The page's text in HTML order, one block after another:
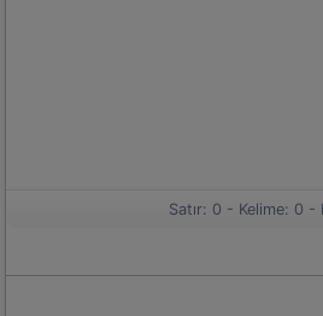
Satır: 0 - Kelime: 0 -